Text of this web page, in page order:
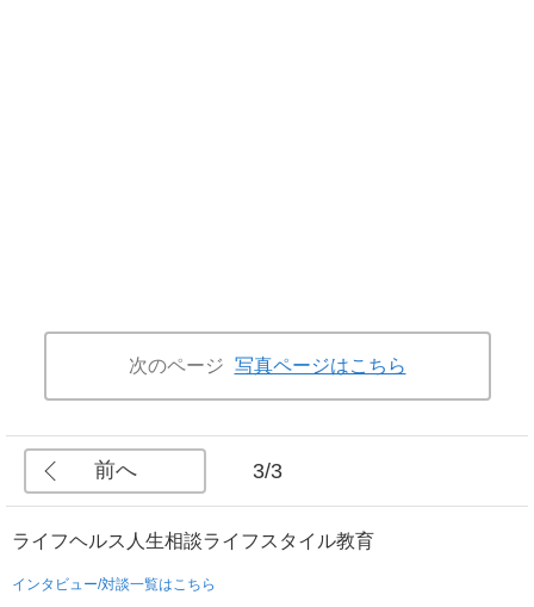
次のページ 写真ページはこちら
前へ 3/3
ライフヘルス 人生相談ライフスタイル教育
インタビュー/対談一覧はこちら